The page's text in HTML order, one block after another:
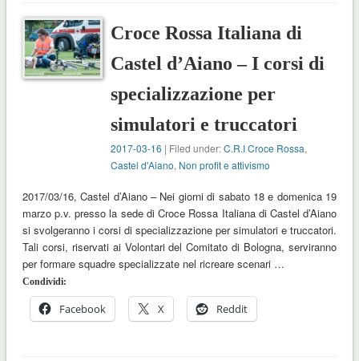
Croce Rossa Italiana di
Castel d’Aiano – I corsi di
specializzazione per
simulatori e truccatori
2017-03-16 | Filed under:C.R.I Croce Rossa,
Castel d'Aiano, Non profit e attivismo
2017/03/16, Castel d’Aiano – Nei giorni di sabato 18 e domenica 19
marzo p.v. presso la sede di Croce Rossa Italiana di Castel d’Aiano
si svolgeranno i corsi di specializzazione per simulatori e truccatori.
Tali corsi, riservati ai Volontari del Comitato di Bologna, serviranno
per formare squadre specializzate nel ricreare scenari …
Condividi:
Facebook X Reddit